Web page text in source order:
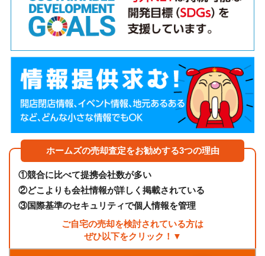
ホームズの売却査定をお勧めする3つの理由
①競合に比べて提携会社数が多い
②どこよりも会社情報が詳しく掲載されている
③国際基準のセキュリティで個人情報を管理
ご自宅の売却を検討されている方は
ぜひ以下をクリック！▼